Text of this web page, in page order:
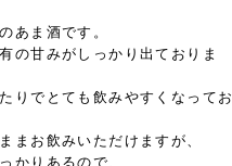
あま酒です。
の甘みがしっかり出ておりま
りでとても飲みやすくなってお
まお飲みいただけますが、
かりあるので、